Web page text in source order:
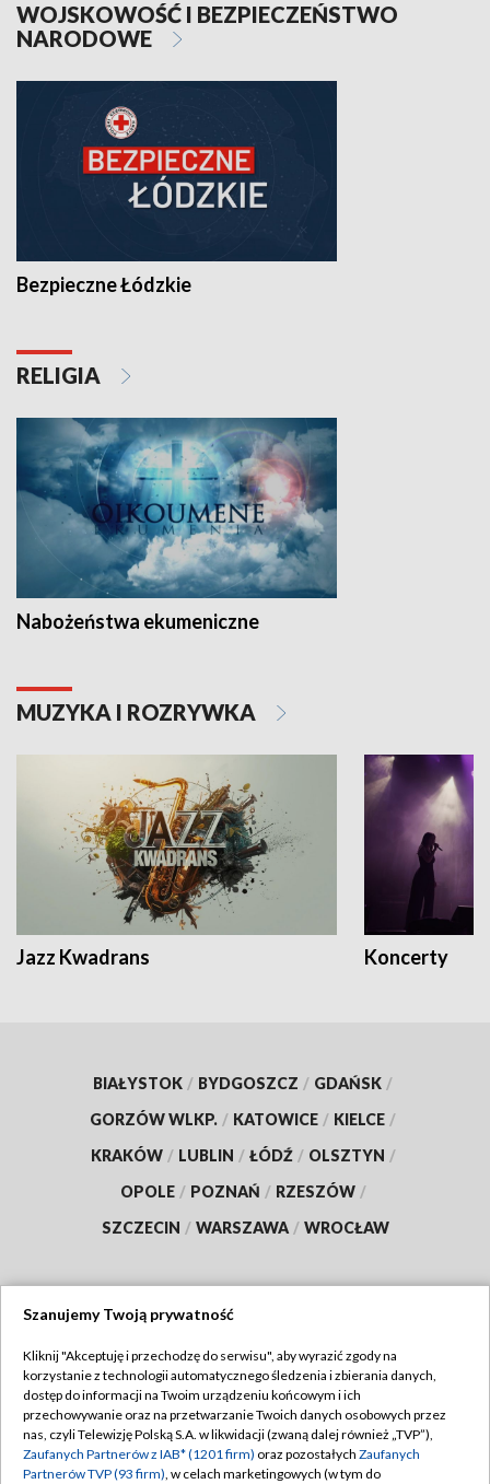
WOJSKOWOŚĆ I BEZPIECZEŃSTWO
NARODOWE
Bezpieczne Łódzkie
RELIGIA
Nabożeństwa ekumeniczne
MUZYKA I ROZRYWKA
Jazz Kwadrans Koncerty
BIAŁYSTOK / BYDGOSZCZ / GDAŃSK /
GORZÓW WLKP. / KATOWICE / KIELCE /
KRAKÓW / LUBLIN / ŁÓDŹ / OLSZTYN /
OPOLE / POZNAŃ / RZESZÓW /
SZCZECIN / WARSZAWA / WROCŁAW
TVP
Abonament TVP
Emisja w TVP
Regulamin TVP
Polityka prywatności
Szanujemy Twoją prywatność
Kliknij "Akceptuję i przechodzę do serwisu", aby wyrazić zgody na
korzystanie z technologii automatycznego śledzenia i zbierania danych,
dostęp do informacji na Twoim urządzeniu końcowym i ich
przechowywanie oraz na przetwarzanie Twoich danych osobowych przez
nas, czyli Telewizję Polską S.A. w likwidacji (zwaną dalej również „TVP”),
Zaufanych Partnerów z IAB* (1201 firm) oraz pozostałych Zaufanych
Partnerów TVP (93 firm), w celach marketingowych (w tym do